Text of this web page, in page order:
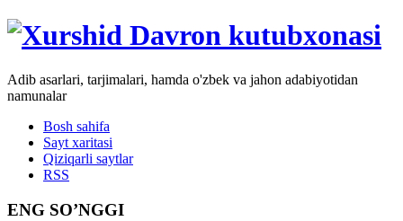
Adib asarlari, tarjimalari, hamda o'zbek va jahon adabiyotidan
namunalar
Bosh sahifa
Sayt xaritasi
Qiziqarli saytlar
RSS
ENG SO’NGGI